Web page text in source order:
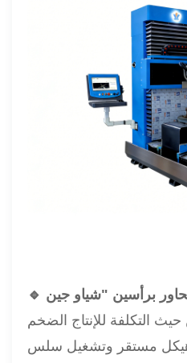
التكلفة للإنتاج الضخم
مستقر وتشغيل سلس